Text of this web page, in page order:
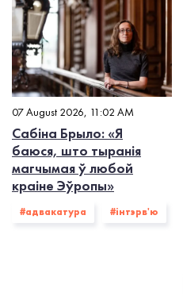
07 August 2026, 11:02 AM
Сабіна Брыло: «Я
баюся, што тыранія
магчымая ў любой
краіне Эўропы»
#адвакатура #інтэрв'ю